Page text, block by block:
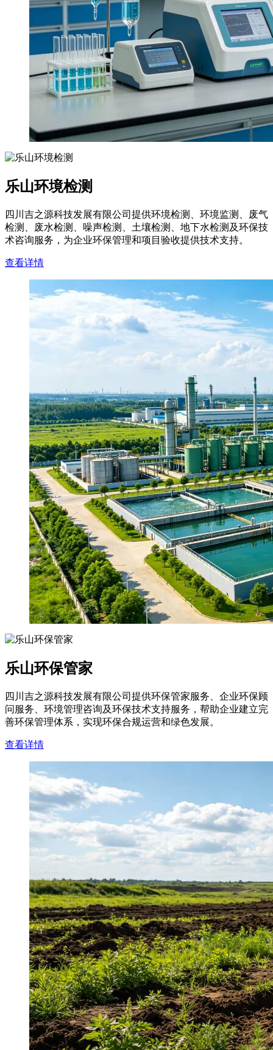
乐山环境检测
四川吉之源科技发展有限公司提供环境检测、环境监测、废气
检测、废水检测、噪声检测、土壤检测、地下水检测及环保技
术咨询服务，为企业环保管理和项目验收提供技术支持。
查看详情
乐山环保管家
四川吉之源科技发展有限公司提供环保管家服务、企业环保顾
问服务、环境管理咨询及环保技术支持服务，帮助企业建立完
善环保管理体系，实现环保合规运营和绿色发展。
查看详情